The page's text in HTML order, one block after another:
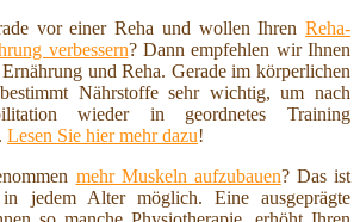
vor einer Reha und wollen Ihren Reha-
verbessern? Dann empfehlen wir Ihnen
und Reha. Gerade im körperlichen
Nährstoffe sehr wichtig, um nach
wieder in geordnetes Training
Lesen Sie hier mehr dazu!
mehr Muskeln aufzubauen? Das ist
jedem Alter möglich. Eine ausgeprägte